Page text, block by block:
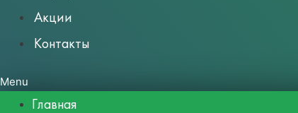
Акции
Контакты
Menu
Главная